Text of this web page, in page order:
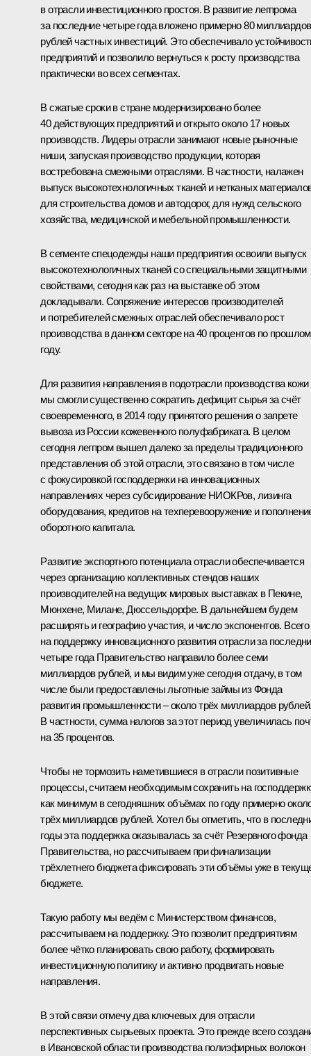
в отрасли инвестиционного простоя. В развитие легпрома
за последние четыре года вложено примерно 80 миллиардов
рублей частных инвестиций. Это обеспечивало
предприятий и позволило вернуться к росту производства
практически во всех сегментах.
В сжатые сроки в стране модернизировано более
40 действующих предприятий и открыто около 17 новых
производств. Лидеры отрасли занимают новые рыночные
ниши, запуская производство продукции, которая
востребована смежными отраслями. В частности, налажен
выпуск высокотехнологичных тканей и нетканых
для строительства домов и автодорог, для нужд сельского
хозяйства, медицинской и мебельной промышленности.
В сегменте спецодежды наши предприятия освоили выпуск
высокотехнологичных тканей со специальными защитными
свойствами, сегодня как раз на выставке об этом
докладывали. Сопряжение интересов производителей
и потребителей смежных отраслей обеспечивало рост
производства в данном секторе на 40 процентов по
году.
Для развития направления в подотрасли производства кожи
мы смогли существенно сократить дефицит сырья за счёт
своевременного, в 2014 году принятого решения о запрете
вывоза из России кожевенного полуфабриката. В целом
сегодня легпром вышел далеко за пределы традиционного
представления об этой отрасли, это связано в том числе
с фокусировкой господдержки на инновационных
направлениях через субсидирование НИОКРов, лизинга
оборудования, кредитов на техперевооружение и
оборотного капитала.
Развитие экспортного потенциала отрасли обеспечивается
через организацию коллективных стендов наших
производителей на ведущих мировых выставках в Пекине,
Мюнхене, Милане, Дюссельдорфе. В дальнейшем будем
расширять и географию участия, и число экспонентов. Всего
на поддержку инновационного развития отрасли за
четыре года Правительство направило более семи
миллиардов рублей, и мы видим уже сегодня отдачу, в том
числе были предоставлены льготные займы из Фонда
развития промышленности – около трёх миллиардов
В частности, сумма налогов за этот период увеличилась
на 35 процентов.
Чтобы не тормозить наметившиеся в отрасли позитивные
процессы, считаем необходимым сохранить на
как минимум в сегодняшних объёмах по году примерно
трёх миллиардов рублей. Хотел бы отметить, что в
годы эта поддержка оказывалась за счёт Резервного фонда
Правительства, но рассчитываем при финализации
трёхлетнего бюджета фиксировать эти объёмы уже в
бюджете.
Такую работу мы ведём с Министерством финансов,
рассчитываем на поддержку. Это позволит предприятиям
более чётко планировать свою работу, формировать
инвестиционную политику и активно продвигать новые
направления.
В этой связи отмечу два ключевых для отрасли
перспективных сырьевых проекта. Это прежде всего
в Ивановской области производства полиэфирных волокон